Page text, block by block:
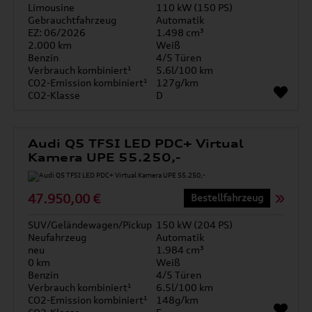
Limousine
110 kW (150 PS)
Gebrauchtfahrzeug
Automatik
EZ: 06/2026
1.498 cm³
2.000 km
Weiß
Benzin
4/5 Türen
Verbrauch kombiniert¹
5.6l/100 km
CO2-Emission kombiniert¹
127g/km
CO2-Klasse
D
Audi Q5 TFSI LED PDC+ Virtual
Kamera UPE 55.250,-
47.950,00 € Bestellfahrzeug
SUV/Geländewagen/Pickup 150 kW (204 PS)
Neufahrzeug
Automatik
neu
1.984 cm³
0 km
Weiß
Benzin
4/5 Türen
Verbrauch kombiniert¹
6.5l/100 km
CO2-Emission kombiniert¹
148g/km